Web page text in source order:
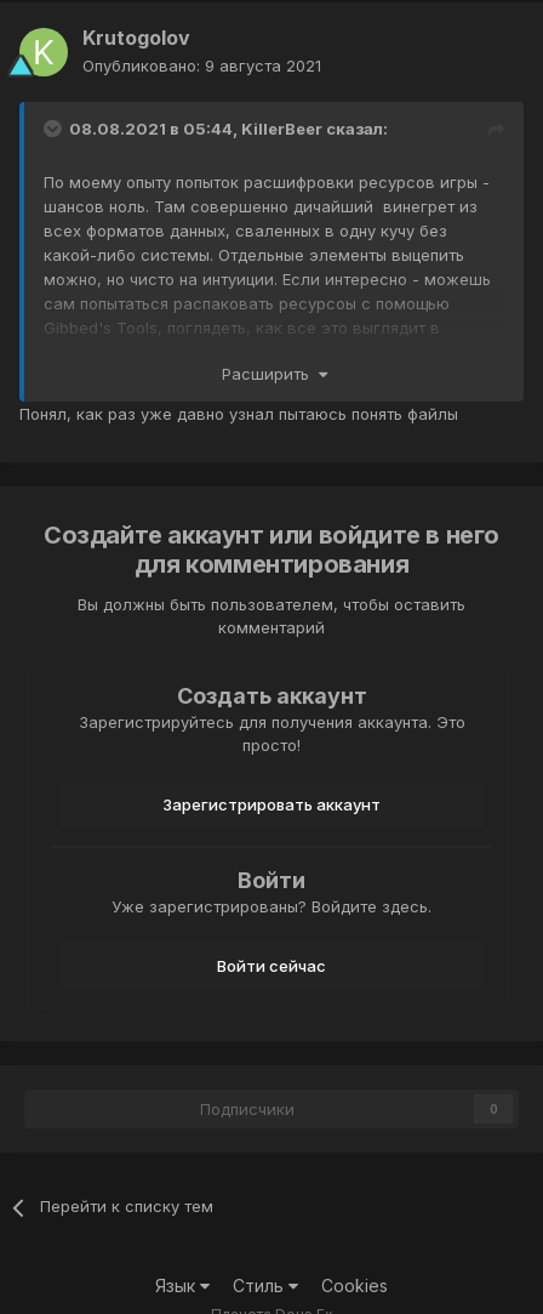
Krutogolov
Опубликовано: 9 августа 2021
08.08.2021 в 05:44, KillerBeer сказал:
По моему опыту попыток расшифровки ресурсов игры -
шансов ноль. Там совершенно дичайший винегрет из
всех форматов данных, сваленных в одну кучу без
какой-либо системы. Отдельные элементы выцепить
можно, но чисто на интуиции. Если интересно - можешь
сам попытаться распаковать ресурсоы с помощью
Gibbed's Tools, поглядеть, как все это выглядит в
Расширить
Понял, как раз уже давно узнал пытаюсь понять файлы
Создайте аккаунт или войдите в него
для комментирования
Вы должны быть пользователем, чтобы оставить
комментарий
Создать аккаунт
Зарегистрируйтесь для получения аккаунта. Это
просто!
Зарегистрировать аккаунт
Войти
Уже зарегистрированы? Войдите здесь.
Войти сейчас
Подписчики 0
Перейти к списку тем
Язык Стиль Cookies